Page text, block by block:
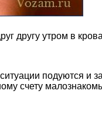
другу утром в
подуются и
счету